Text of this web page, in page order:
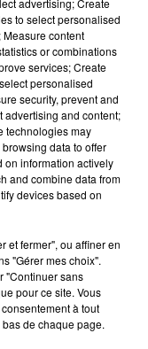
31`10 PA_
to select personalised
content
or combinations
services; Create
personalised
security, prevent and
advertising and content;
technologies may
data to offer
on information actively
and combine data from
devices based on
et fermer", ou affiner en
"Gérer mes choix".
"Continuer sans
pour ce site. Vous
à tout
de chaque page.